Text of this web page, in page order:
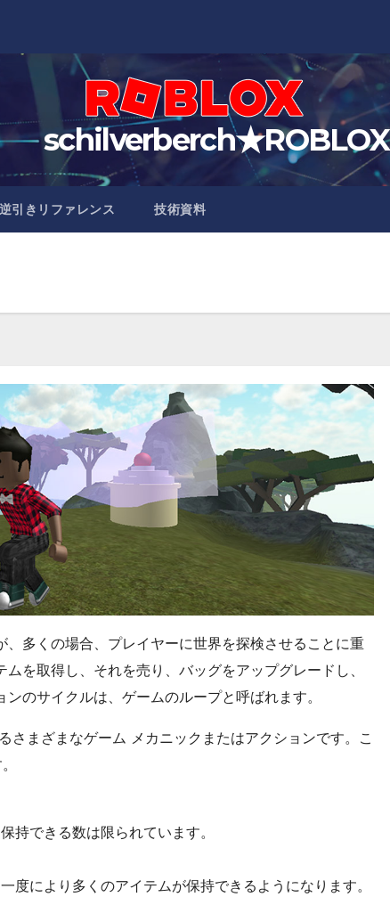
schilverberch★ROBLOX
逆引きリファレンス 技術資料
多くの場合、プレイヤーに世界を探検させることに重
を取得し、それを売り、バッグをアップグレードし、
のサイクルは、ゲームのループと呼ばれます。
まざまなゲーム メカニックまたはアクションです。こ
持できる数は限られています。
度により多くのアイテムが保持できるようになります。